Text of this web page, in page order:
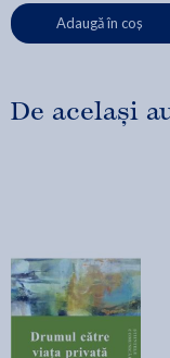
Adaugă în coș
De același